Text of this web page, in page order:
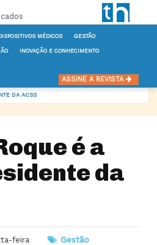
MÉDICOS GESTÃO
INOVAÇÃO E CONHECIMENTO
ASSINE A REVISTA
DA ACSS
é a
da
feira Gestão